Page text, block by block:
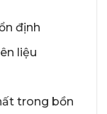
định
liệu
trong bồn